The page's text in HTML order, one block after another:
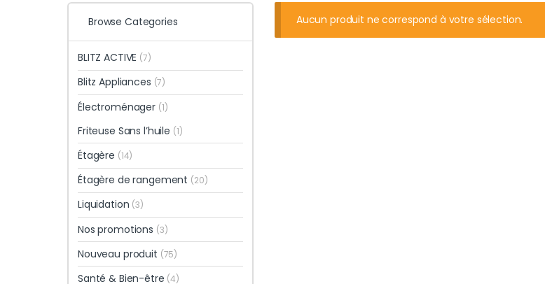
Aucun produit ne correspond à votre sélection.
Browse Categories
BLITZ ACTIVE (7)
Blitz Appliances (7)
Électroménager (1)
Friteuse Sans l’huile (1)
Étagère (14)
Étagère de rangement (20)
Liquidation (3)
Nos promotions (3)
Nouveau produit (75)
Santé & Bien-être (4)